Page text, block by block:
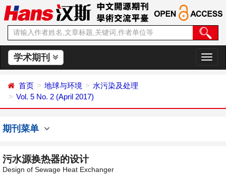
学术期刊
切
换
首页 地球与环境
水污染及处理
Vol. 5 No. 2 (April 2017)
期刊菜单
污水源换热器的设计
Design of Sewage Heat Exchanger